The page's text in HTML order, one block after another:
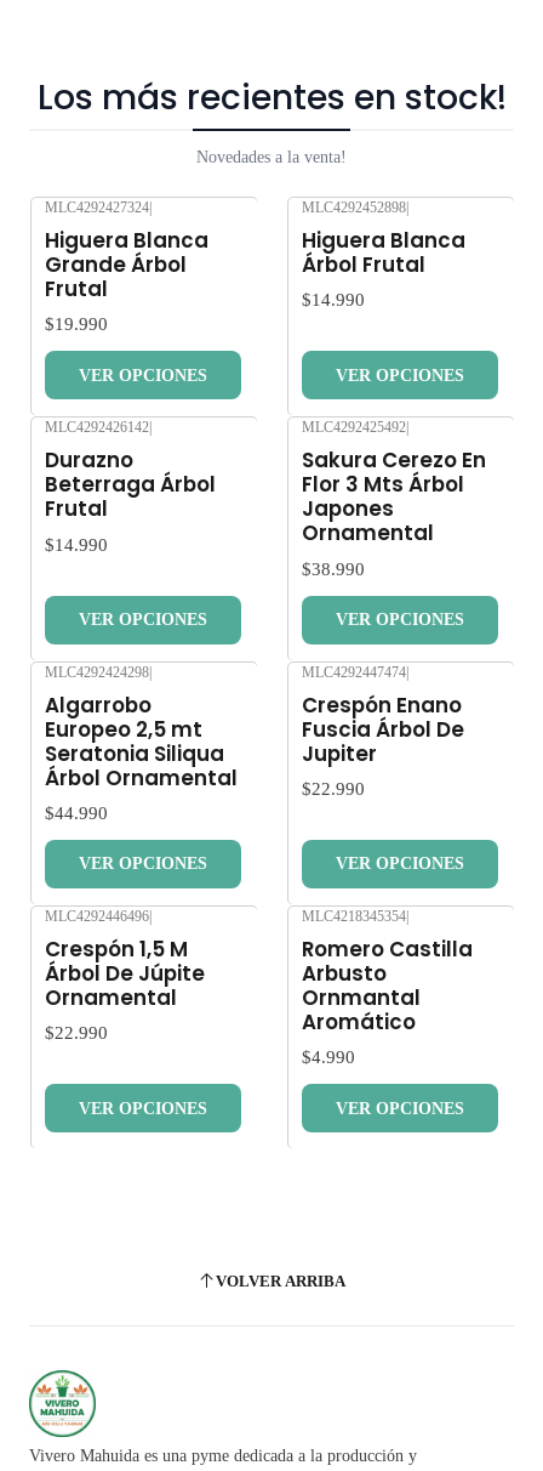
Los más recientes en stock!
Novedades a la venta!
MLC4292427324|
Higuera Blanca
Grande Árbol
Frutal
$19.990
VER OPCIONES
MLC4292452898|
Higuera Blanca
Árbol Frutal
$14.990
VER OPCIONES
MLC4292426142
Durazno
Beterraga Árbol
Frutal
$14.990
VER OPCIONES
MLC4292425492
Sakura Cerezo En
Flor 3 Mts Árbol
Japones
Ornamental
$38.990
VER OPCIONES
MLC4292424298|
Algarrobo
Europeo 2,5 mt
Seratonia Siliqua
Árbol Ornamental
$44.990
VER OPCIONES
MLC4292447474|
Crespón Enano
Fuscia Árbol De
Jupiter
$22.990
VER OPCIONES
MLC4292446496|
Crespón 1,5 M
Árbol De Júpite
Ornamental
$22.990
VER OPCIONES
MLC4218345354|
Romero Castilla
Arbusto
Ornmantal
Aromático
$4.990
VER OPCIONES
VOLVER ARRIBA
Vivero Mahuida es una pyme dedicada a la producción y